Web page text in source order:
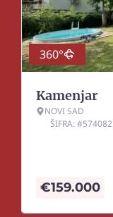
360°
Kamenjar
NOVI SAD
ŠIFRA: #574082
€159.000